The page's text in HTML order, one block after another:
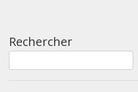
Rechercher